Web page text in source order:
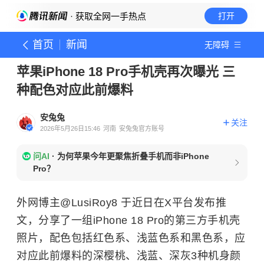
· 获取全网一手热点 打开
首页 新闻 无障碍
苹果iPhone 18 Pro手机壳再次曝光 三
种配色对应此前爆料
安兔兔
2026年5月26日15:46 河南 安兔兔官方账号
关注
问AI · 为何苹果今年更聚焦折叠手机而非iPhone
Pro？
外网博主@LusiRoy8 于近日在X平台发布推
文，分享了一组iPhone 18 Pro的第三方手机壳
照片，配色包括红色系、浅蓝色系和黑色系，应
对应此前爆料的深樱桃、浅蓝、深灰3种机身颜